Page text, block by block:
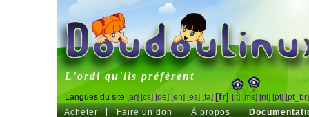
DoudouLinux
L'ordi qu'ils préfèrent
Langues du site [ar] [cs] [de] [en] [es] [fa] [fr] [it] [ms] [nl] [pt] [pt_br]
Acheter Faire un don À propos